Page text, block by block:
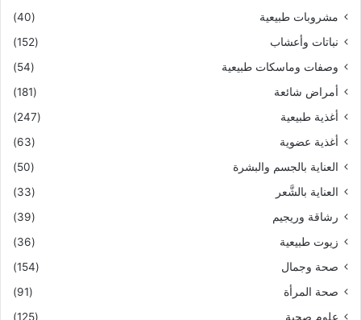
مشروبات طبيعية
(40)
نباتات وأعشاب
(152)
وصفات وماسكات طبيعية
(54)
أمراض شائعة
(181)
أغذية طبيعية
(247)
أغذية عضوية
(63)
العناية بالجسم والبشرة
(50)
العناية بالشَّعر
(33)
رشاقة وريجيم
(39)
زيوت طبيعية
(36)
صحة وجمال
(154)
صحة المرأة
(91)
علوم صحية
(125)